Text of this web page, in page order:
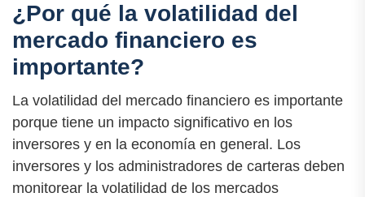
¿Por qué la volatilidad del
mercado financiero es
importante?
La volatilidad del mercado financiero es importante
porque tiene un impacto significativo en los
inversores y en la economía en general. Los
inversores y los administradores de carteras deben
monitorear la volatilidad de los mercados